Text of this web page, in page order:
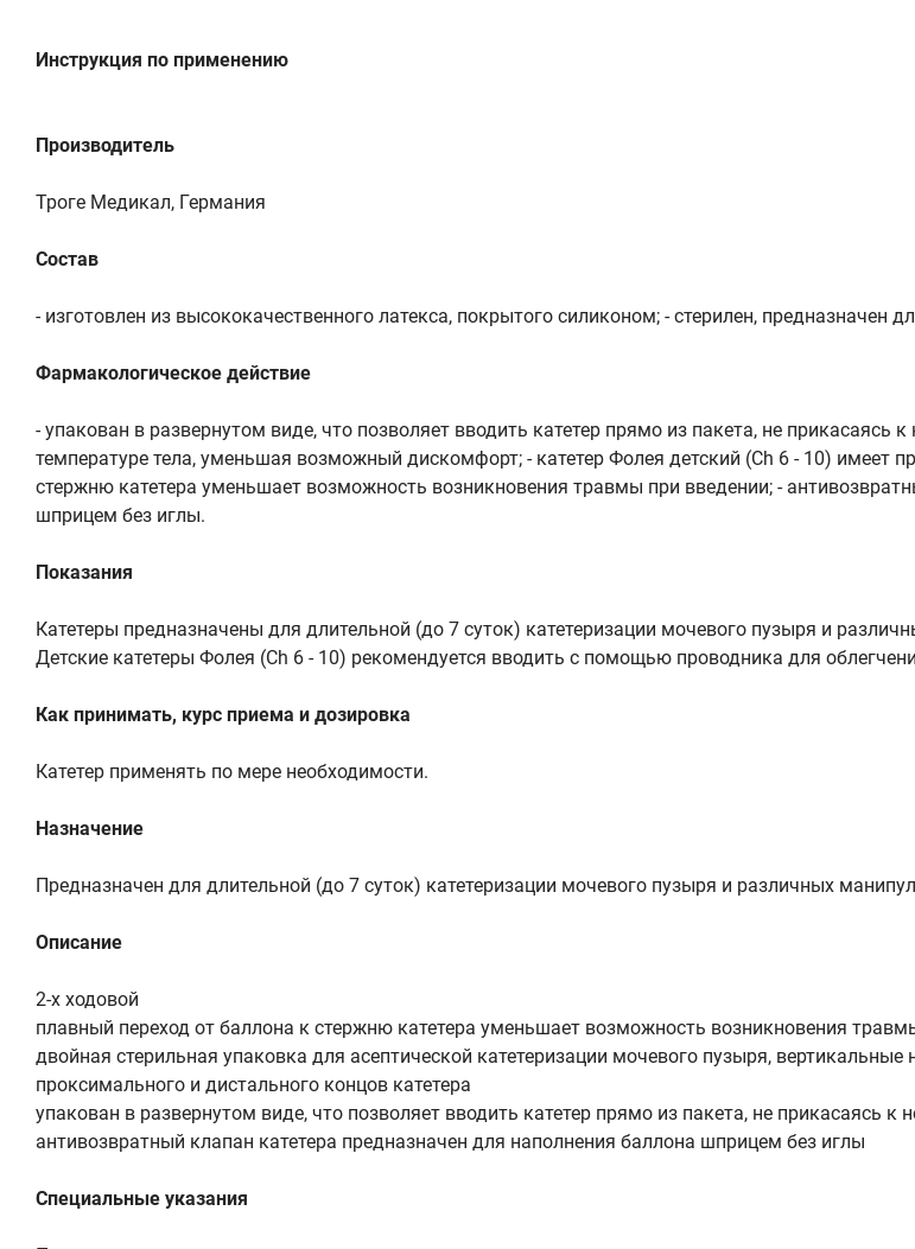
Инструкция по применению
Производитель
Троге Медикал, Германия
Состав
- изготовлен из высококачественного латекса, покрытого силиконом; - стерилен,
Фармакологическое действие
- упакован в развернутом виде, что позволяет вводить катетер прямо из пакета, не прикасаясь
температуре тела, уменьшая возможный дискомфорт; - катетер Фолея детский (Ch 6 - 10) имеет
стержню катетера уменьшает возможность возникновения травмы при введении; -
шприцем без иглы.
Показания
Катетеры предназначены для длительной (до 7 суток) катетеризации мочевого пузыря и
Детские катетеры Фолея (Ch 6 - 10) рекомендуется вводить с помощью проводника для
Как принимать, курс приема и дозировка
Катетер применять по мере необходимости.
Назначение
Предназначен для длительной (до 7 суток) катетеризации мочевого пузыря и различных
Описание
2-х ходовой
плавный переход от баллона к стержню катетера уменьшает возможность возникновения
двойная стерильная упаковка для асептической катетеризации мочевого пузыря,
проксимального и дистального концов катетера
упакован в развернутом виде, что позволяет вводить катетер прямо из пакета, не прикасаясь к
антивозвратный клапан катетера предназначен для наполнения баллона шприцем без иглы
Специальные указания